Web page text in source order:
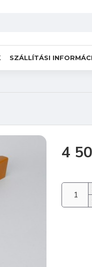
SZÁLLÍTÁSI
4